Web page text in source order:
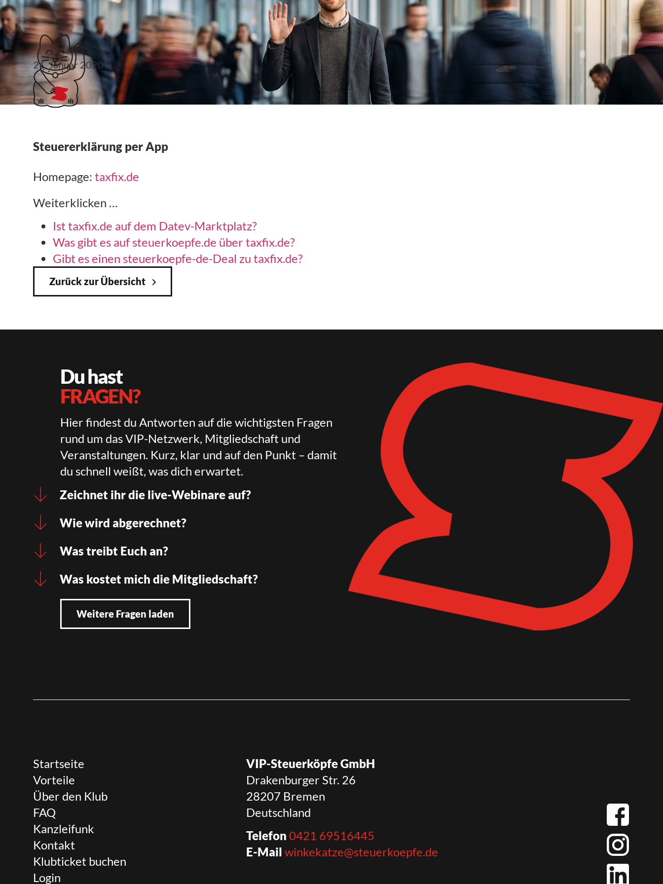
taxfix.de
21. Januar 2020
Steuererklärung per App
Homepage:taxfix.de
Weiterklicken …
Ist taxfix.de auf dem Datev-Marktplatz?
Was gibt es auf steuerkoepfe.de über taxfix.de?
Gibt es einen steuerkoepfe-de-Deal zu taxfix.de?
Zurück zur Übersicht
Du hast
FRAGEN?
Hier findest du Antworten auf die wichtigsten Fragen
rund um das VIP-Netzwerk, Mitgliedschaft und
Veranstaltungen. Kurz, klar und auf den Punkt – damit
du schnell weißt, was dich erwartet.
Zeichnet ihr die live-Webinare auf?
Wie wird abgerechnet?
Was treibt Euch an?
Was kostet mich die Mitgliedschaft?
Weitere Fragen laden
Startseite
Vorteile
Über den Klub
FAQ
Kanzleifunk
Kontakt
Klubticket buchen
Login
VIP-Steuerköpfe GmbH
Drakenburger Str. 26
28207 Bremen
Deutschland
Telefon 0421 69516445
E-Mail winkekatze@steuerkoepfe.de